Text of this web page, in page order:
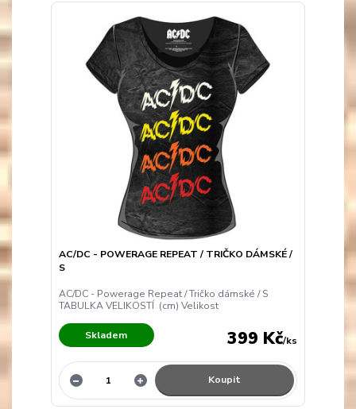
AC/DC - POWERAGE REPEAT / TRIČKO DÁMSKÉ /
S
AC/DC - Powerage Repeat / Tričko dámské / S
TABULKA VELIKOSTÍ (cm) Velikost
399 Kč/ks
Skladem
Koupit